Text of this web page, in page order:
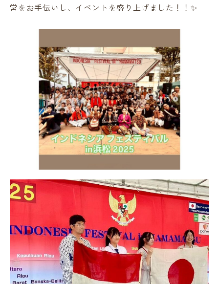
営をお手伝いし、イベントを盛り上げました！！✨